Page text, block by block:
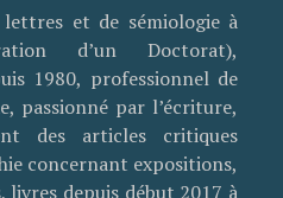
et de sémiologie à
d’un Doctorat),
1980, professionnel de
passionné par l’écriture,
des articles critiques
concernant expositions,
livres depuis début 2017 à